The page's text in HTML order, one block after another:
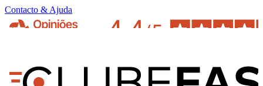
Contacto & Ajuda